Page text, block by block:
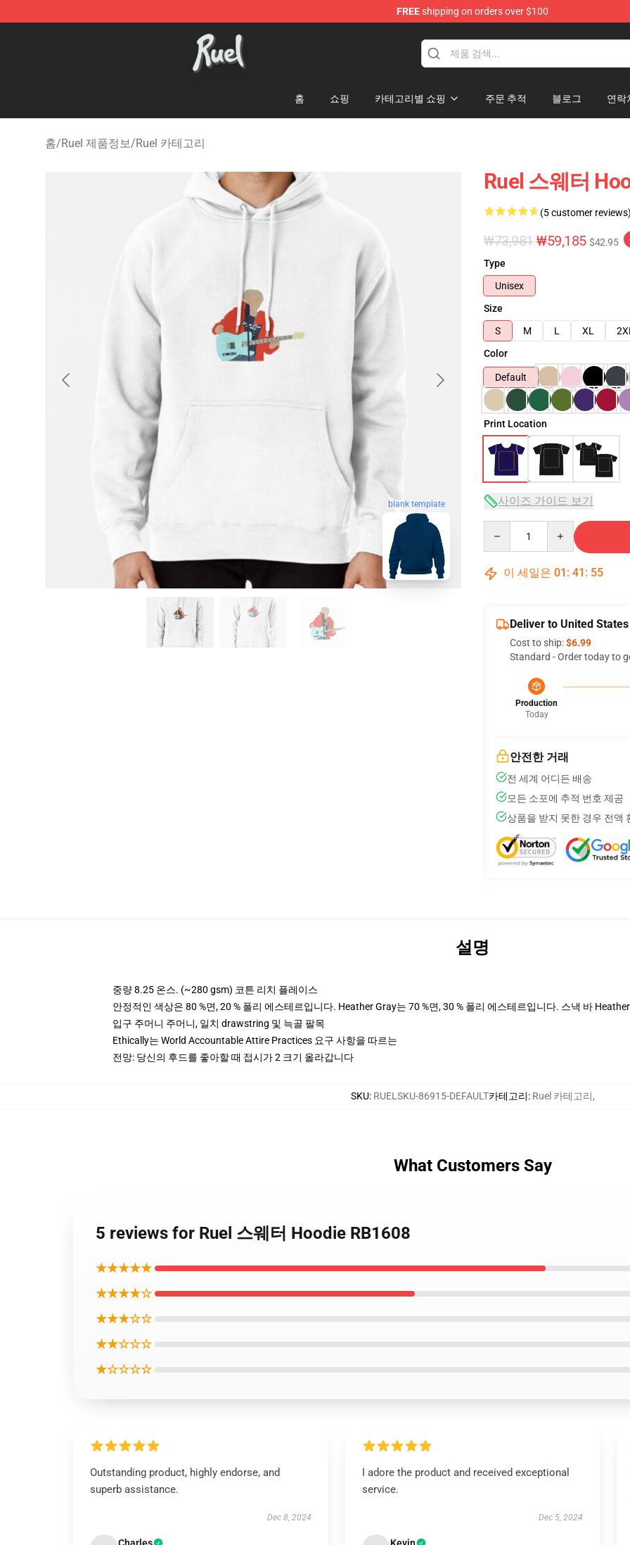
FREEshipping on orders over $100
Ruel Store - Official Ruel Merchandise Shop
홈 쇼핑 카테고리별 쇼핑 주문 추적 블로그 연락
홈/Ruel 제품정보/Ruel 카테고리
blank template
Ruel 스웨터
(5 customer reviews)
₩73,981 ₩59,185 $42.95
Type
Unisex
Size
S
M L XL 2XL
Color
Default
Print Location
사이즈 가이드 보기
이 세일은 01 : 41 : 54
Deliver to United States
Cost to ship:$6.99
Standard - Order today to
Production
Today
안전한 거래
전 세계 어디든 배송
모든 소포에 추적 번호 제공
상품을 받지 못한 경우 전액
설명
중량 8.25 온스. (~280 gsm) 코튼 리치 플레이스
안정적인 색상은 80 %면, 20 % 폴리 에스테르입니다. Heather Gray는 70 %면, 30 % 폴리 에스테르입니다. 스낵 바
입구 주머니 주머니, 일치 drawstring 및 늑골 팔목
Ethically는 World Accountable Attire Practices 요구 사항을 따르는
전망: 당신의 후드를 좋아할 때 접시가 2 크기 올라갑니다
SKU: RUELSKU-86915-DEFAULT카테고리: Ruel 카테고리,
What Customers Say
5 reviews for Ruel 스웨터 Hoodie RB1608
★★★★★
★★★★☆
★★★☆☆
★★☆☆☆
★☆☆☆☆
Outstanding product, highly endorse, and
superb assistance.
Dec 8, 2024
I adore the product and received exceptional
service.
Dec 5, 2024